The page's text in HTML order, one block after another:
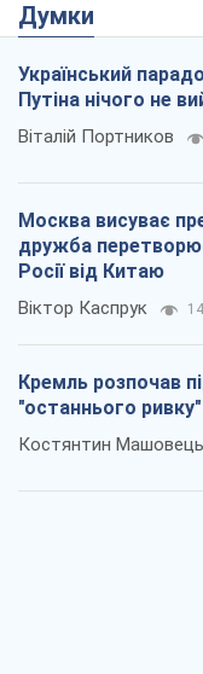
Думки
Український
Путіна нічого не
Віталій Портников
Москва висуває
дружба
Росії від Китаю
Віктор Каспрук
Кремль розпочав
"останнього ривку"
Костянтин Машовець